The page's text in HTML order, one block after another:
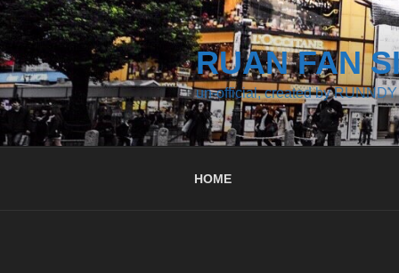
コ
ン
テ
ン
ツ
へ
ス
RUAN FAN
un-official, created by RUNNDY
HOME